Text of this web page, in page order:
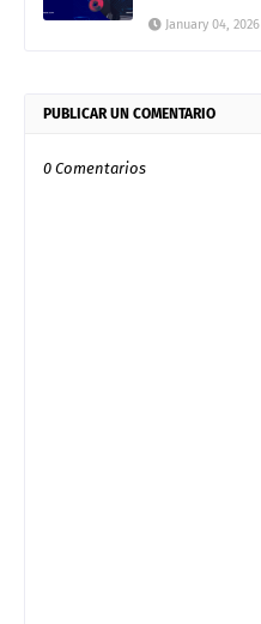
January 04, 2026
PUBLICAR UN COMENTARIO
0 Comentarios